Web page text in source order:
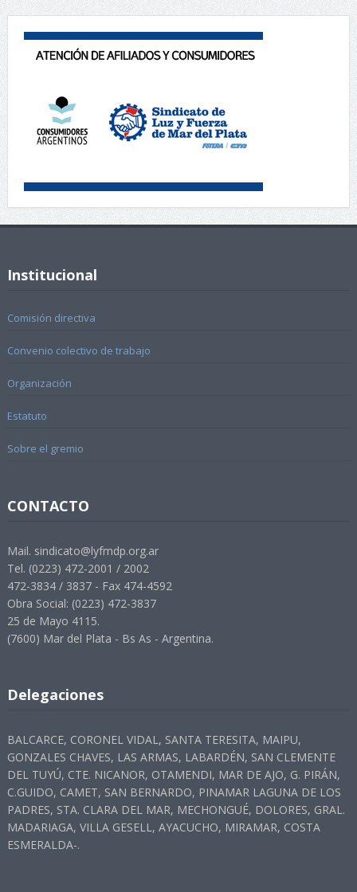
Institucional
Comisión directiva
Convenio colectivo de trabajo
Organización
Estatuto
Sobre el gremio
CONTACTO
Mail. sindicato@lyfmdp.org.ar
Tel. (0223) 472-2001 / 2002
472-3834 / 3837 - Fax 474-4592
Obra Social: (0223) 472-3837
25 de Mayo 4115.
(7600) Mar del Plata - Bs As - Argentina.
Delegaciones
BALCARCE, CORONEL VIDAL, SANTA TERESITA, MAIPU,
GONZALES CHAVES, LAS ARMAS, LABARDÉN, SAN CLEMENTE
DEL TUYÚ, CTE. NICANOR, OTAMENDI, MAR DE AJO, G. PIRÁN,
C.GUIDO, CAMET, SAN BERNARDO, PINAMAR LAGUNA DE LOS
PADRES, STA. CLARA DEL MAR, MECHONGUÉ, DOLORES, GRAL.
MADARIAGA, VILLA GESELL, AYACUCHO, MIRAMAR, COSTA
ESMERALDA-.